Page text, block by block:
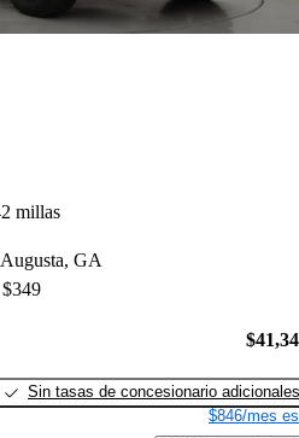
millas
GA
Sin tasas de concesionario adicionales
$846/mes